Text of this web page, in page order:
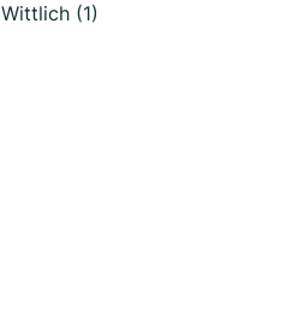
Wittlich (1)